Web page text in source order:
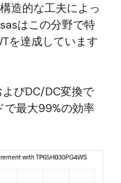
造的な工夫によっ
はこの分野で特
を達成しています
びDC/DC変換で
で最大99%の効率